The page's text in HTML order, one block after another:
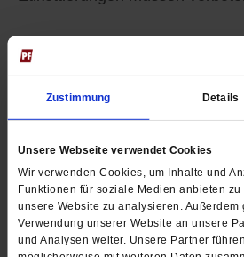
Zustimmung Details
Unsere Webseite verwendet Cookies
Wir verwenden Cookies, um Inhalte und
Funktionen für soziale Medien anbieten
unsere Website zu analysieren.
Verwendung unserer Website an unsere
und Analysen weiter. Unsere Partner